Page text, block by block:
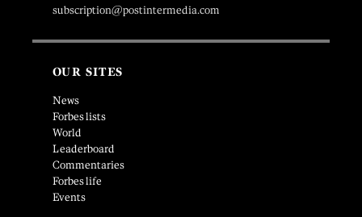
subscription@postintermedia.com
OUR SITES
News
Forbes lists
World
Leaderboard
Commentaries
Forbes life
Events